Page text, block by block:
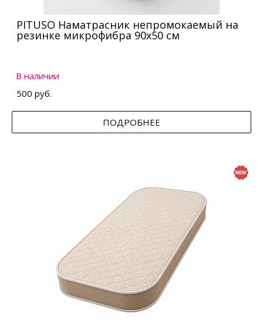
PITUSO Наматрасник непромокаемый на
резинке микрофибра 90х50 см
В наличии
500 руб.
ПОДРОБНЕЕ